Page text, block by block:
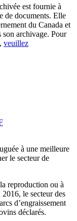
est fournie à
de documents. Elle
du Canada et
son archivage. Pour
veuillez
à une meilleure
le secteur de
reproduction ou à
le secteur des
d’engraissement
déclarés.